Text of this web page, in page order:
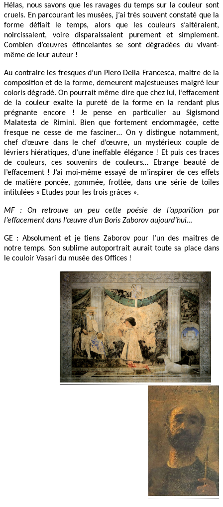
Hélas, nous savons que les ravages du temps sur la couleur sont
cruels. En parcourant les musées, j’ai très souvent constaté que la
forme défiait le temps, alors que les couleurs s’altéraient,
noircissaient, voire disparaissaient purement et simplement.
Combien d’œuvres étincelantes se sont dégradées du vivant-
même de leur auteur !
Au contraire les fresques d’un Piero Della Francesca, maitre de la
composition et de la forme, demeurent majestueuses malgré leur
coloris dégradé. On pourrait même dire que chez lui, l’effacement
de la couleur exalte la pureté de la forme en la rendant plus
prégnante encore ! Je pense en particulier au Sigismond
Malatesta de Rimini. Bien que fortement endommagée, cette
fresque ne cesse de me fasciner… On y distingue notamment,
chef d’œuvre dans le chef d’œuvre, un mystérieux couple de
lévriers hiératiques, d’une ineffable élégance ! Et puis ces traces
de couleurs, ces souvenirs de couleurs… Etrange beauté de
l’effacement ! J’ai moi-même essayé de m’inspirer de ces effets
de matière poncée, gommée, frottée, dans une série de toiles
intitulées « Etudes pour les trois grâces ».
MF : On retrouve un peu cette poésie de l’apparition par
l’effacement dans l’œuvre d’un Boris Zaborov aujourd’hui…
GE : Absolument et je tiens Zaborov pour l’un des maitres de
notre temps. Son sublime autoportrait aurait toute sa place dans
le couloir Vasari du musée des Offices !